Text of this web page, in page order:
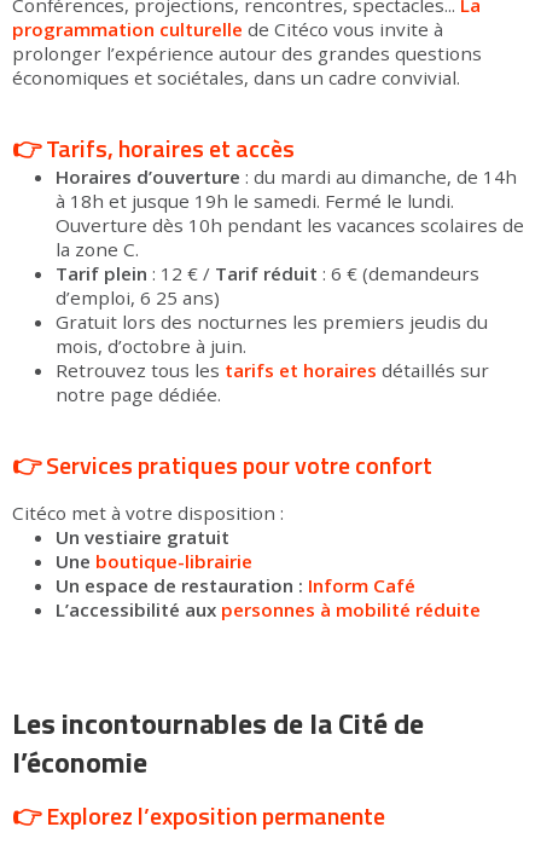
Conférences, projections, rencontres, spectacles... La
programmation culturelle de Citéco vous invite à
prolonger l’expérience autour des grandes questions
économiques et sociétales, dans un cadre convivial.
👉 Tarifs, horaires et accès
Horaires d’ouverture : du mardi au dimanche, de 14h
à 18h et jusque 19h le samedi. Fermé le lundi.
Ouverture dès 10h pendant les vacances scolaires de
la zone C.
Tarif plein : 12 € / Tarif réduit : 6 € (demandeurs
d’emploi, 6 25 ans)
Gratuit lors des nocturnes les premiers jeudis du
mois, d’octobre à juin.
Retrouvez tous les tarifs et horaires détaillés sur
notre page dédiée.
👉 Services pratiques pour votre confort
Citéco met à votre disposition :
Un vestiaire gratuit
Une boutique-librairie
Un espace de restauration : Inform Café
L’accessibilité aux personnes à mobilité réduite
Les incontournables de la Cité de
l’économie
👉 Explorez l’exposition permanente